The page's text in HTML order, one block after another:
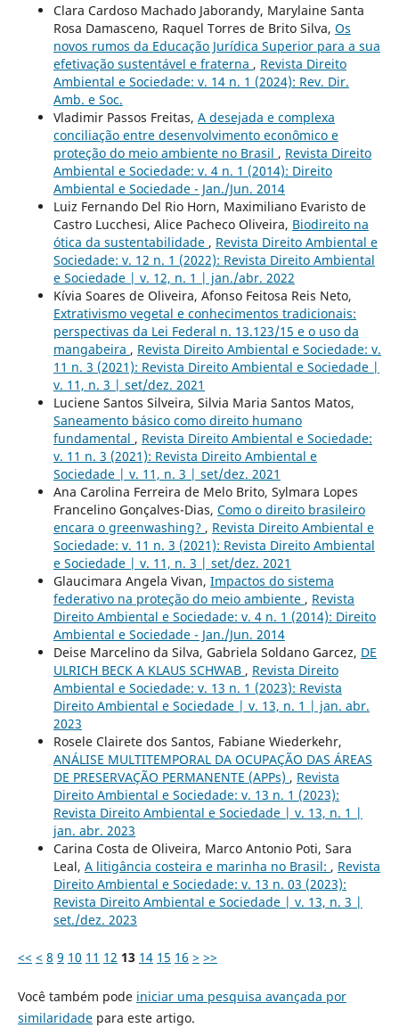
Clara Cardoso Machado Jaborandy, Marylaine Santa
Rosa Damasceno, Raquel Torres de Brito Silva, Os
novos rumos da Educação Jurídica Superior para a sua
efetivação sustentável e fraterna , Revista Direito
Ambiental e Sociedade: v. 14 n. 1 (2024): Rev. Dir.
Amb. e Soc.
Vladimir Passos Freitas, A desejada e complexa
conciliação entre desenvolvimento econômico e
proteção do meio ambiente no Brasil , Revista Direito
Ambiental e Sociedade: v. 4 n. 1 (2014): Direito
Ambiental e Sociedade - Jan./Jun. 2014
Luiz Fernando Del Rio Horn, Maximiliano Evaristo de
Castro Lucchesi, Alice Pacheco Oliveira, Biodireito na
ótica da sustentabilidade , Revista Direito Ambiental e
Sociedade: v. 12 n. 1 (2022): Revista Direito Ambiental
e Sociedade | v. 12, n. 1 | jan./abr. 2022
Kívia Soares de Oliveira, Afonso Feitosa Reis Neto,
Extrativismo vegetal e conhecimentos tradicionais:
perspectivas da Lei Federal n. 13.123/15 e o uso da
mangabeira , Revista Direito Ambiental e Sociedade: v.
11 n. 3 (2021): Revista Direito Ambiental e Sociedade |
v. 11, n. 3 | set/dez. 2021
Luciene Santos Silveira, Silvia Maria Santos Matos,
Saneamento básico como direito humano
fundamental , Revista Direito Ambiental e Sociedade:
v. 11 n. 3 (2021): Revista Direito Ambiental e
Sociedade | v. 11, n. 3 | set/dez. 2021
Ana Carolina Ferreira de Melo Brito, Sylmara Lopes
Francelino Gonçalves-Dias, Como o direito brasileiro
encara o greenwashing? , Revista Direito Ambiental e
Sociedade: v. 11 n. 3 (2021): Revista Direito Ambiental
e Sociedade | v. 11, n. 3 | set/dez. 2021
Glaucimara Angela Vivan, Impactos do sistema
federativo na proteção do meio ambiente , Revista
Direito Ambiental e Sociedade: v. 4 n. 1 (2014): Direito
Ambiental e Sociedade - Jan./Jun. 2014
Deise Marcelino da Silva, Gabriela Soldano Garcez, DE
ULRICH BECK A KLAUS SCHWAB , Revista Direito
Ambiental e Sociedade: v. 13 n. 1 (2023): Revista
Direito Ambiental e Sociedade | v. 13, n. 1 | jan. abr.
2023
Rosele Clairete dos Santos, Fabiane Wiederkehr,
ANÁLISE MULTITEMPORAL DA OCUPAÇÃO DAS ÁREAS
DE PRESERVAÇÃO PERMANENTE (APPs) , Revista
Direito Ambiental e Sociedade: v. 13 n. 1 (2023):
Revista Direito Ambiental e Sociedade | v. 13, n. 1 |
jan. abr. 2023
Carina Costa de Oliveira, Marco Antonio Poti, Sara
Leal, A litigância costeira e marinha no Brasil: , Revista
Direito Ambiental e Sociedade: v. 13 n. 03 (2023):
Revista Direito Ambiental e Sociedade | v. 13, n. 3 |
set./dez. 2023
<< < 8 9 10 11 12 13 14 15 16 > >>
Você também pode iniciar uma pesquisa avançada por
similaridadepara este artigo.